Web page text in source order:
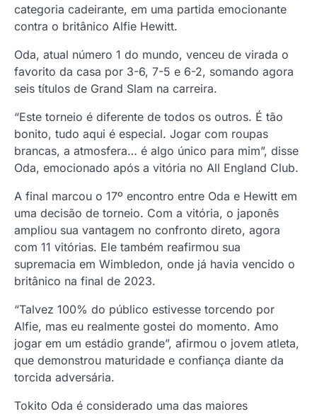
categoria cadeirante, em uma partida emocionante
contra o britânico Alfie Hewitt.
Oda, atual número 1 do mundo, venceu de virada o
favorito da casa por 3-6, 7-5 e 6-2, somando agora
seis títulos de Grand Slam na carreira.
“Este torneio é diferente de todos os outros. É tão
bonito, tudo aqui é especial. Jogar com roupas
brancas, a atmosfera… é algo único para mim”, disse
Oda, emocionado após a vitória no All England Club.
A final marcou o 17º encontro entre Oda e Hewitt em
uma decisão de torneio. Com a vitória, o japonês
ampliou sua vantagem no confronto direto, agora
com 11 vitórias. Ele também reafirmou sua
supremacia em Wimbledon, onde já havia vencido o
britânico na final de 2023.
“Talvez 100% do público estivesse torcendo por
Alfie, mas eu realmente gostei do momento. Amo
jogar em um estádio grande”, afirmou o jovem atleta,
que demonstrou maturidade e confiança diante da
torcida adversária.
Tokito Oda é considerado uma das maiores